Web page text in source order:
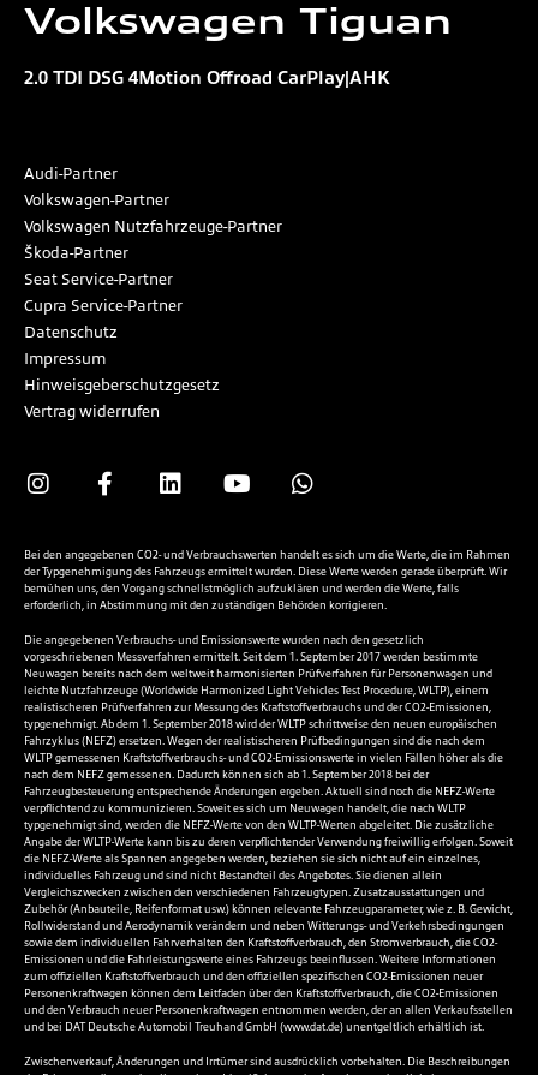
Volkswagen Tiguan
2.0 TDI DSG 4Motion Offroad CarPlay|AHK
Audi-Partner
Volkswagen-Partner
Volkswagen Nutzfahrzeuge-Partner
Škoda-Partner
Seat Service-Partner
Cupra Service-Partner
Datenschutz
Impressum
Hinweisgeberschutzgesetz
Vertrag widerrufen
Bei den angegebenen CO2- und Verbrauchswerten handelt es sich um die Werte, die im Rahmen
der Typgenehmigung des Fahrzeugs ermittelt wurden. Diese Werte werden gerade überprüft. Wir
bemühen uns, den Vorgang schnellstmöglich aufzuklären und werden die Werte, falls
erforderlich, in Abstimmung mit den zuständigen Behörden korrigieren.
Die angegebenen Verbrauchs- und Emissionswerte wurden nach den gesetzlich
vorgeschriebenen Messverfahren ermittelt. Seit dem 1. September 2017 werden bestimmte
Neuwagen bereits nach dem weltweit harmonisierten Prüfverfahren für Personenwagen und
leichte Nutzfahrzeuge (Worldwide Harmonized Light Vehicles Test Procedure, WLTP), einem
realistischeren Prüfverfahren zur Messung des Kraftstoffverbrauchs und der CO2-Emissionen,
typgenehmigt. Ab dem 1. September 2018 wird der WLTP schrittweise den neuen europäischen
Fahrzyklus (NEFZ) ersetzen. Wegen der realistischeren Prüfbedingungen sind die nach dem
WLTP gemessenen Kraftstoffverbrauchs- und CO2-Emissionswerte in vielen Fällen höher als die
nach dem NEFZ gemessenen. Dadurch können sich ab 1. September 2018 bei der
Fahrzeugbesteuerung entsprechende Änderungen ergeben. Aktuell sind noch die NEFZ-Werte
verpflichtend zu kommunizieren. Soweit es sich um Neuwagen handelt, die nach WLTP
typgenehmigt sind, werden die NEFZ-Werte von den WLTP-Werten abgeleitet. Die zusätzliche
Angabe der WLTP-Werte kann bis zu deren verpflichtender Verwendung freiwillig erfolgen. Soweit
die NEFZ-Werte als Spannen angegeben werden, beziehen sie sich nicht auf ein einzelnes,
individuelles Fahrzeug und sind nicht Bestandteil des Angebotes. Sie dienen allein
Vergleichszwecken zwischen den verschiedenen Fahrzeugtypen. Zusatzausstattungen und
Zubehör (Anbauteile, Reifenformat usw.) können relevante Fahrzeugparameter, wie z. B. Gewicht,
Rollwiderstand und Aerodynamik verändern und neben Witterungs- und Verkehrsbedingungen
sowie dem individuellen Fahrverhalten den Kraftstoffverbrauch, den Stromverbrauch, die CO2-
Emissionen und die Fahrleistungswerte eines Fahrzeugs beeinflussen. Weitere Informationen
zum offiziellen Kraftstoffverbrauch und den offiziellen spezifischen CO2-Emissionen neuer
Personenkraftwagen können dem Leitfaden über den Kraftstoffverbrauch, die CO2-Emissionen
und den Verbrauch neuer Personenkraftwagen entnommen werden, der an allen Verkaufsstellen
und bei DAT Deutsche Automobil Treuhand GmbH (www.dat.de) unentgeltlich erhältlich ist.
Zwischenverkauf, Änderungen und Irrtümer sind ausdrücklich vorbehalten. Die Beschreibungen